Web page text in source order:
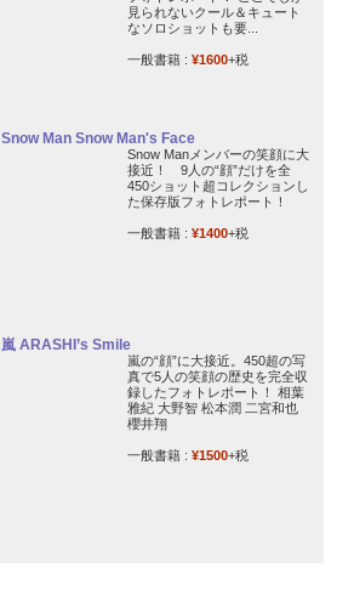
見られないクール＆キュート
なソロショットも要...
一般書籍 : ¥1600+税
Snow Man Snow Man's Face
Snow Manメンバーの笑顔に大
接近！ 9人の“顔”だけを全
450ショット超コレクションし
た保存版フォトレポート！
一般書籍 : ¥1400+税
嵐 ARASHI’s Smile
嵐の“顔”に大接近。450超の写
真で5人の笑顔の歴史を完全収
録したフォトレポート！ 相葉
雅紀 大野智 松本潤 二宮和也
櫻井翔
一般書籍 : ¥1500+税